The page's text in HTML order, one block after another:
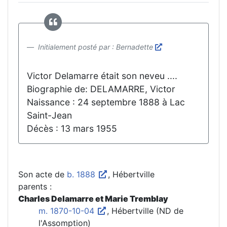
Initialement posté par : Bernadette
Victor Delamarre était son neveu ....
Biographie de: DELAMARRE, Victor
Naissance : 24 septembre 1888 à Lac
Saint-Jean
Décès : 13 mars 1955
Son acte de b. 1888
, Hébertville
parents :
Charles Delamarre et Marie Tremblay
m. 1870-10-04
, Hébertville (ND de
l'Assomption)